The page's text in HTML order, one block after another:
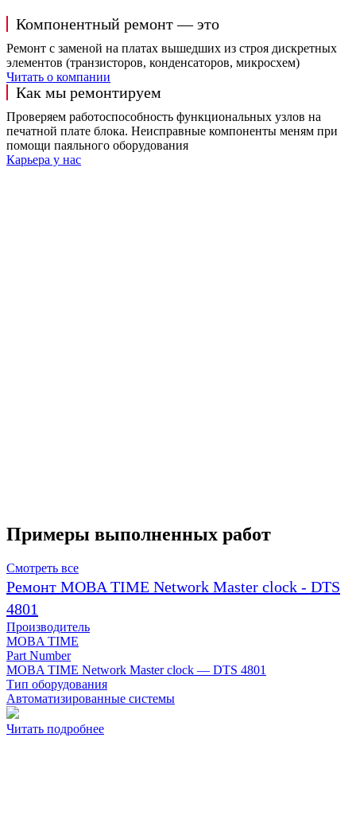
Компонентный ремонт — это
Ремонт с заменой на платах вышедших из строя дискретных
элементов (транзисторов, конденсаторов, микросхем)
Читать о компании
Как мы ремонтируем
Проверяем работоспособность функциональных узлов на
печатной плате блока. Неисправные компоненты меням при
помощи паяльного оборудования
Карьера у нас
Примеры выполненных работ
Смотреть все
Ремонт MOBA TIME Network Master clock - DTS
4801
Производитель
MOBA TIME
Part Number
MOBA TIME Network Master clock — DTS 4801
Тип оборудования
Автоматизированные системы
Читать подробнее